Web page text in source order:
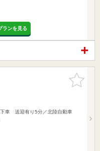
ランを見る
お気に入
りに追加
車 送迎有り5分／北陸自動車